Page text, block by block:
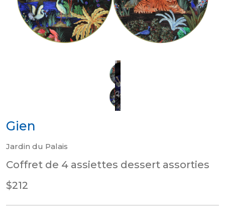
Gien
Jardin du Palais
Coffret de 4 assiettes dessert assorties
$212